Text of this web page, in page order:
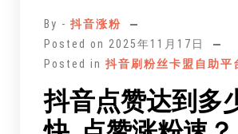
By - 抖音涨粉
Posted on 2025年11月17日
Posted in 抖音刷粉丝卡盟自助平
抖音点赞达到多